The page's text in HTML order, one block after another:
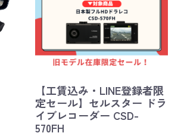
【工賃込み・LINE登録者限
定セール】セルスター ドラ
イブレコーダー CSD-
570FH